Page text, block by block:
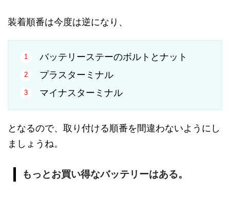
装着順番は今度は逆になり、
バッテリーステーのボルトとナット
プラスターミナル
マイナスターミナル
となるので、取り付ける順番を間違わないようにし
ましょうね。
もっとお買い得なバッテリーはある。